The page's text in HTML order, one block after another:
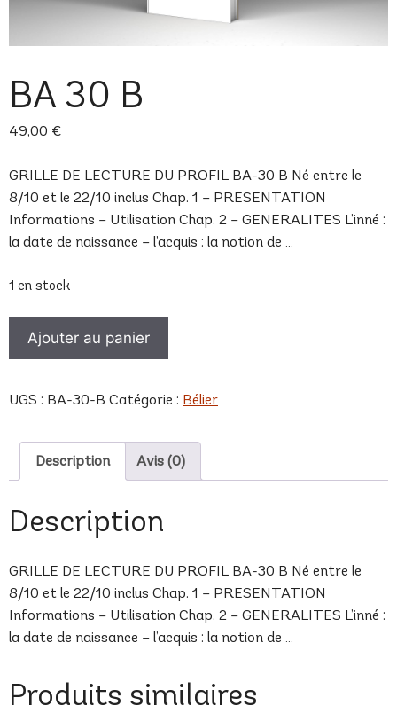
BA 30 B
49,00 €
GRILLE DE LECTURE DU PROFIL BA-30 B Né entre le
8/10 et le 22/10 inclus Chap. 1 – PRESENTATION
Informations – Utilisation Chap. 2 – GENERALITES L’inné :
la date de naissance – l’acquis : la notion de …
1 en stock
30
Ajouter au panier
UGS : BA-30-B Catégorie : Bélier
Description Avis (0)
Description
GRILLE DE LECTURE DU PROFIL BA-30 B Né entre le
8/10 et le 22/10 inclus Chap. 1 – PRESENTATION
Informations – Utilisation Chap. 2 – GENERALITES L’inné :
la date de naissance – l’acquis : la notion de …
Produits similaires